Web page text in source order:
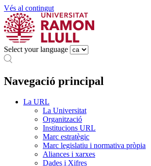
Vés al contingut
Select your language
Navegació principal
La URL
La Universitat
Organització
Institucions URL
Marc estratègic
Marc legislatiu i normativa pròpia
Aliances i xarxes
Dades i Xifres